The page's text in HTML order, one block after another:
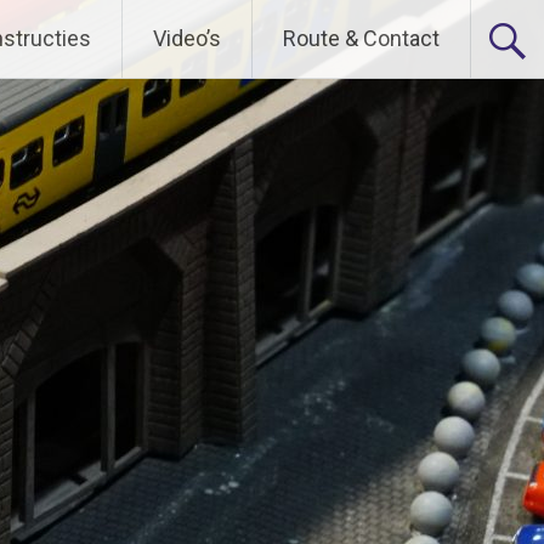
Video’s Route & Contact